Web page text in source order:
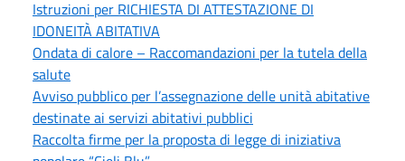
Istruzioni per RICHIESTA DI ATTESTAZIONE DI
IDONEITÀ ABITATIVA
Ondata di calore – Raccomandazioni per la tutela della
salute
Avviso pubblico per l’assegnazione delle unità abitative
destinate ai servizi abitativi pubblici
Raccolta firme per la proposta di legge di iniziativa